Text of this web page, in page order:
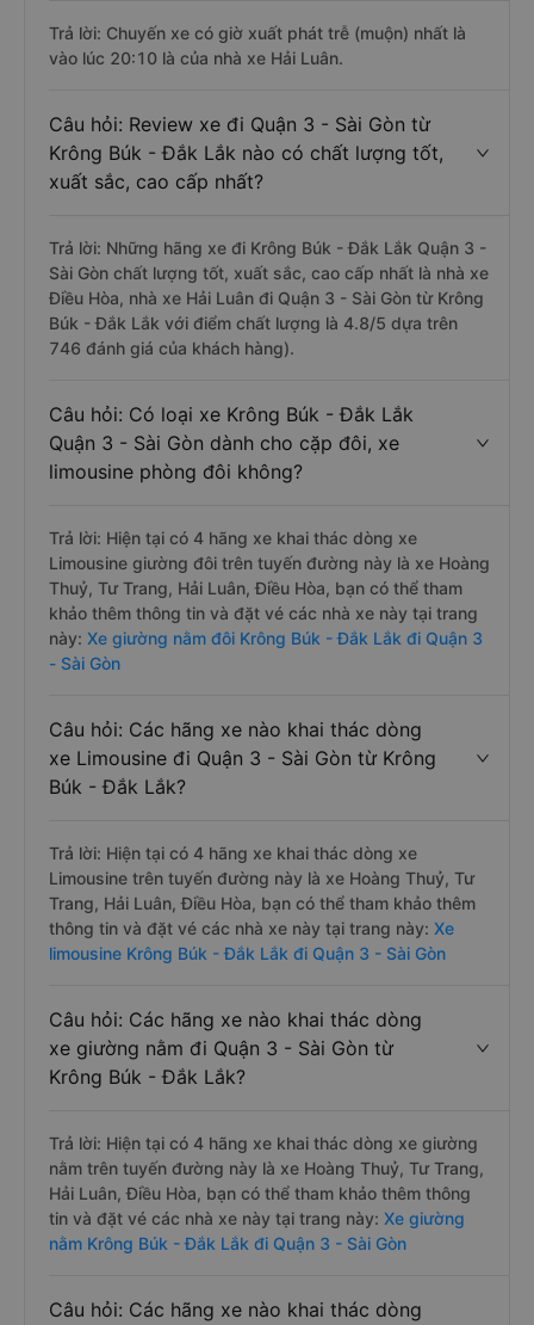
Trả lời: Chuyến xe có giờ xuất phát trễ (muộn) nhất là
vào lúc 20:10 là của nhà xe Hải Luân.
Câu hỏi: Review xe đi Quận 3 - Sài Gòn từ
Krông Búk - Đắk Lắk nào có chất lượng tốt,
xuất sắc, cao cấp nhất?
Trả lời: Những hãng xe đi Krông Búk - Đắk Lắk Quận 3 -
Sài Gòn chất lượng tốt, xuất sắc, cao cấp nhất là nhà xe
Điều Hòa, nhà xe Hải Luân đi Quận 3 - Sài Gòn từ Krông
Búk - Đắk Lắk với điểm chất lượng là 4.8/5 dựa trên
746 đánh giá của khách hàng).
Câu hỏi: Có loại xe Krông Búk - Đắk Lắk
Quận 3 - Sài Gòn dành cho cặp đôi, xe
limousine phòng đôi không?
Trả lời: Hiện tại có 4 hãng xe khai thác dòng xe
Limousine giường đôi trên tuyến đường này là xe Hoàng
Thuỷ, Tư Trang, Hải Luân, Điều Hòa, bạn có thể tham
khảo thêm thông tin và đặt vé các nhà xe này tại trang
này: Xe giường nằm đôi Krông Búk - Đắk Lắk đi Quận 3
- Sài Gòn
Câu hỏi: Các hãng xe nào khai thác dòng
xe Limousine đi Quận 3 - Sài Gòn từ Krông
Búk - Đắk Lắk?
Trả lời: Hiện tại có 4 hãng xe khai thác dòng xe
Limousine trên tuyến đường này là xe Hoàng Thuỷ, Tư
Trang, Hải Luân, Điều Hòa, bạn có thể tham khảo thêm
thông tin và đặt vé các nhà xe này tại trang này: Xe
limousine Krông Búk - Đắk Lắk đi Quận 3 - Sài Gòn
Câu hỏi: Các hãng xe nào khai thác dòng
xe giường nằm đi Quận 3 - Sài Gòn từ
Krông Búk - Đắk Lắk?
Trả lời: Hiện tại có 4 hãng xe khai thác dòng xe giường
nằm trên tuyến đường này là xe Hoàng Thuỷ, Tư Trang,
Hải Luân, Điều Hòa, bạn có thể tham khảo thêm thông
tin và đặt vé các nhà xe này tại trang này: Xe giường
nằm Krông Búk - Đắk Lắk đi Quận 3 - Sài Gòn
Câu hỏi: Các hãng xe nào khai thác dòng